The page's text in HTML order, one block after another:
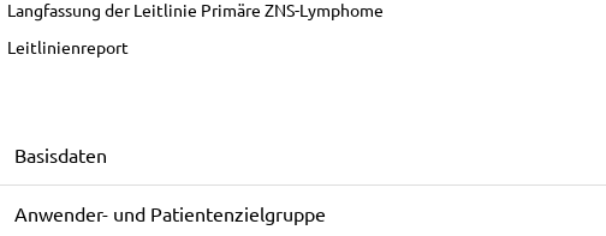
Langfassung der Leitlinie Primäre ZNS-Lymphome
Leitlinienreport
Basisdaten
Anwender- und Patientenzielgruppe